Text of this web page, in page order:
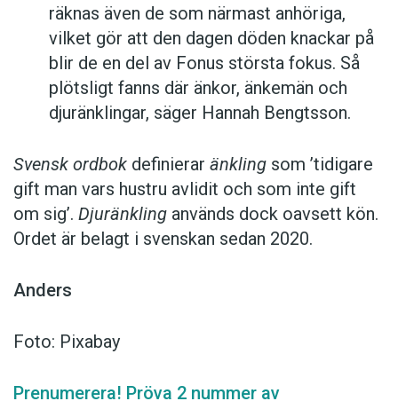
räknas även de som närmast anhöriga,
vilket gör att den dagen döden knackar på
blir de en del av Fonus största fokus. Så
plötsligt fanns där änkor, änkemän och
djuränklingar, säger Hannah Bengtsson.
Svensk ordbok definierar änkling som ’tidigare
gift man vars hustru av­lidit och som inte gift
om sig’. Djuränkling används dock oavsett kön.
Ordet är belagt i svenskan sedan 2020.
Anders
Foto: Pixabay
Prenumerera! Pröva 2 nummer av